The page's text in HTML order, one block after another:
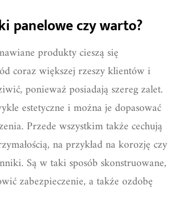
panelowe czy warto?
produkty cieszą się
coraz większej rzeszy klientów i
ponieważ posiadają szereg zalet.
estetyczne i można je dopasować
Przede wszystkim także cechują
na przykład na korozję czy
Są w taki sposób skonstruowane,
zabezpieczenie, a także ozdobę